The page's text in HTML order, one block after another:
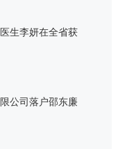
生李妍在全省获
公司落户邵东廉